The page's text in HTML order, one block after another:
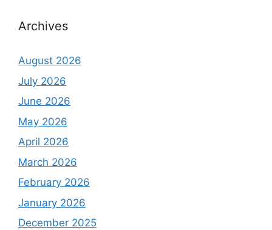
Archives
August 2026
July 2026
June 2026
May 2026
April 2026
March 2026
February 2026
January 2026
December 2025